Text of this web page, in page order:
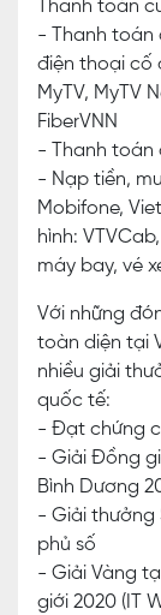
Thanh toán
- Thanh toán
điện thoại cố
MyTV, MyTV
FiberVNN
- Thanh toán
- Nạp tiền,
Mobifone,
hình:
máy bay, vé
Với những
toàn diện tại
nhiều giải
quốc tế:
- Đạt chứng
- Giải Đồng
Bình Dương
- Giải thưởng
phủ số
- Giải Vàng
giới 2020 (IT